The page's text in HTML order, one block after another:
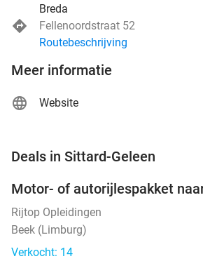
Breda
Fellenoordstraat 52
Routebeschrijving
Meer informatie
Website
Deals in Sittard-Geleen
Motor- of autorijlespakket
Rijtop Opleidingen
Beek (Limburg)
Verkocht: 14